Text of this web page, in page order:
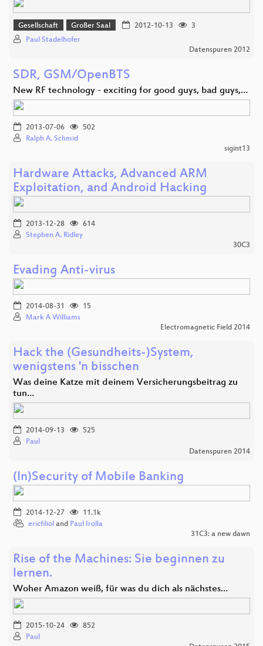
Gesellschaft Großer Saal 2012-10-13
3
Paul Stadelhofer
Datenspuren 2012
SDR, GSM/OpenBTS
New RF technology - exciting for good guys, bad guys,…
2013-07-06
502
Ralph A. Schmid
sigint13
Hardware Attacks, Advanced ARM
Exploitation, and Android Hacking
2013-12-28
614
Stephen A. Ridley
30C3
Evading Anti-virus
2014-08-31
15
Mark A Williams
Electromagnetic Field 2014
Hack the (Gesundheits-)System,
wenigstens 'n bisschen
Was deine Katze mit deinem Versicherungsbeitrag zu
tun…
2014-09-13
525
Paul
Datenspuren 2014
(In)Security of Mobile Banking
2014-12-27
11.1k
ericfiliol and Paul Irolla
31C3: a new dawn
Rise of the Machines: Sie beginnen zu
lernen.
Woher Amazon weiß, für was du dich als nächstes…
2015-10-24
852
Paul